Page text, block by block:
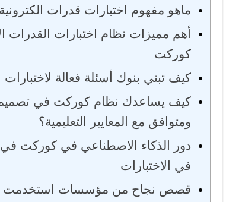
ماهو مفهوم اختبارات قدرات
أهم مميزات نظام اختبارات القدرات
كوركت
كيف تبني بنوك أسئلة فعالة
كيف يساعدك نظام كوركت في تصميم
ومتوافق مع المعايير التعليمية؟
دور الذكاء الاصطناعي في كوركت في
في الاختبارات
قصص نجاح من مؤسسات استخدمت